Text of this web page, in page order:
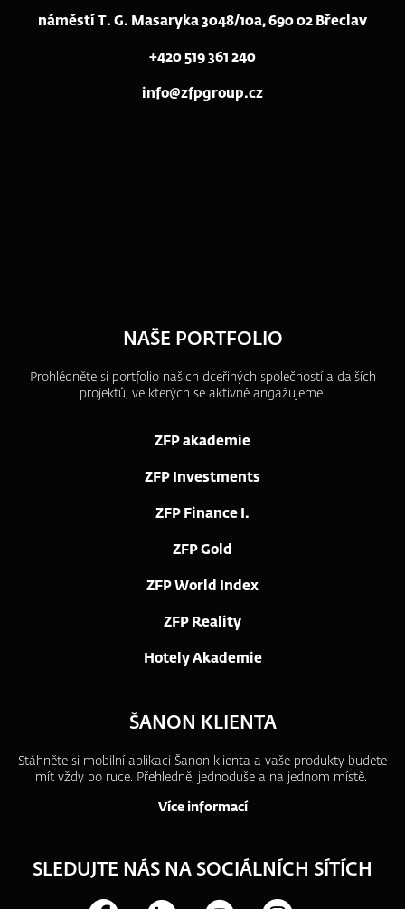
náměstí T. G. Masaryka 3048/10a, 690 02 Břeclav
+420 519 361 240
info@zfpgroup.cz
NAŠE PORTFOLIO
Prohlédněte si portfolio našich dceřiných společností a dalších
projektů, ve kterých se aktivně angažujeme.
ZFP akademie
ZFP Investments
ZFP Finance I.
ZFP Gold
ZFP World Index
ZFP Reality
Hotely Akademie
ŠANON KLIENTA
Stáhněte si mobilní aplikaci Šanon klienta a vaše produkty budete
mít vždy po ruce. Přehledně, jednoduše a na jednom místě.
Více informací
SLEDUJTE NÁS NA SOCIÁLNÍCH SÍTÍCH